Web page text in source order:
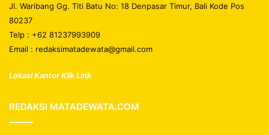
Jl. Waribang Gg. Titi Batu No: 18 Denpasar Timur, Bali Kode Pos
80237
Telp : +62 81237993909
Email : redaksimatadewata@gmail.com
Lokasi Kantor Klik Link
REDAKSI MATADEWATA.COM